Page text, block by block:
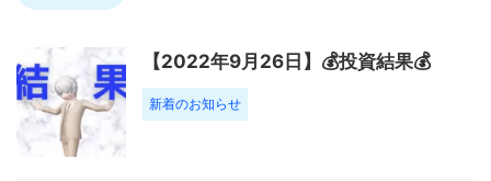
【2022年9月26日】💰投資結果💰
新着のお知らせ